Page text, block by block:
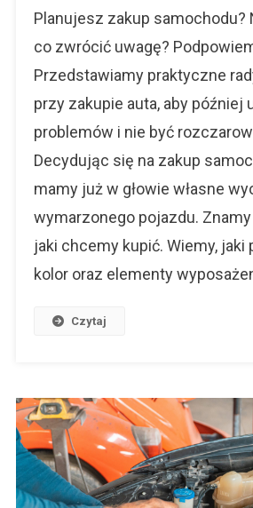
Planujesz zakup samochodu?
co zwrócić uwagę?
Przedstawiamy praktyczne
przy zakupie auta, aby później
problemów i nie być
Decydując się na zakup
mamy już w głowie własne
wymarzonego pojazdu.
jaki chcemy kupić. Wiemy, jaki
kolor oraz elementy
Czytaj